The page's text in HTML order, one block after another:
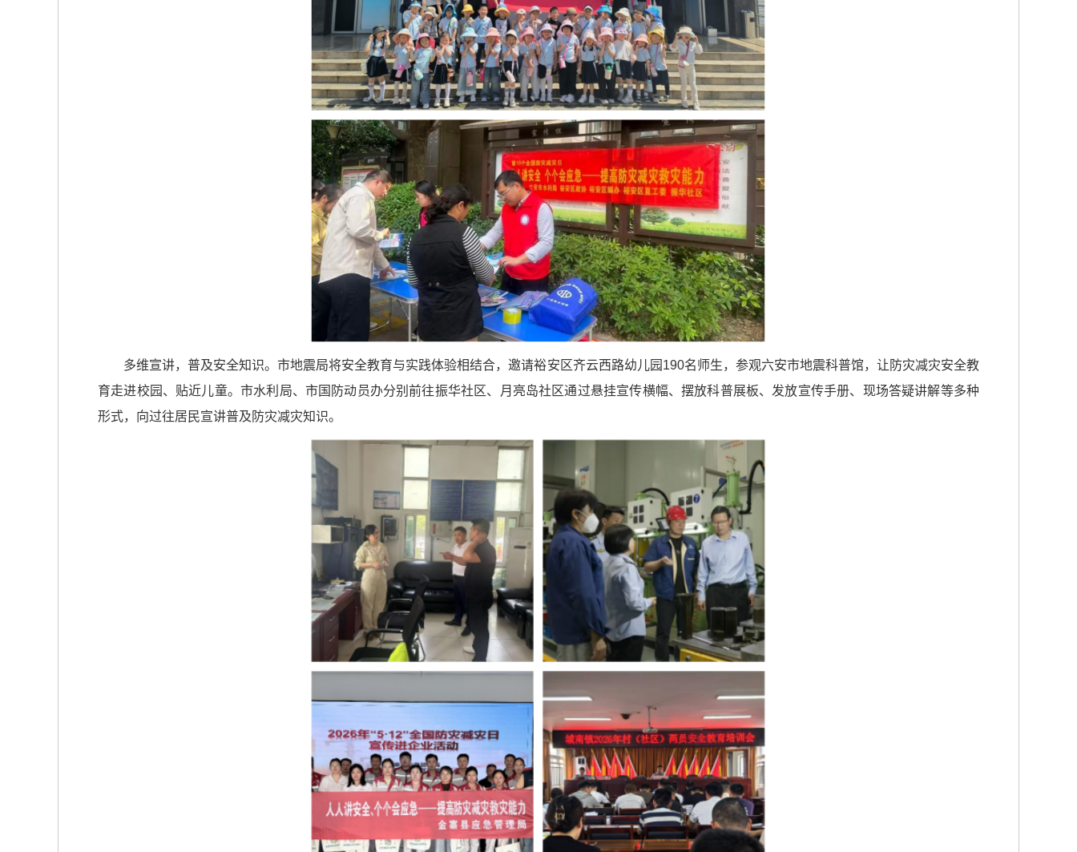
多维宣讲，普及安全知识。市地震局将安全教育与实践体验相结合，邀请裕安区齐云西路幼儿园190名师生，参观六安市地震科普馆，让防灾减灾安全教
育走进校园、贴近儿童。市水利局、市国防动员办分别前往振华社区、月亮岛社区通过悬挂宣传横幅、摆放科普展板、发放宣传手册、现场答疑讲解等多种
形式，向过往居民宣讲普及防灾减灾知识。